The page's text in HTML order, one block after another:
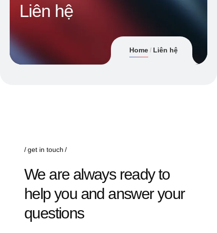
Liên hệ
Home Liên hệ
get in touch
We are always ready to
help you and answer your
questions